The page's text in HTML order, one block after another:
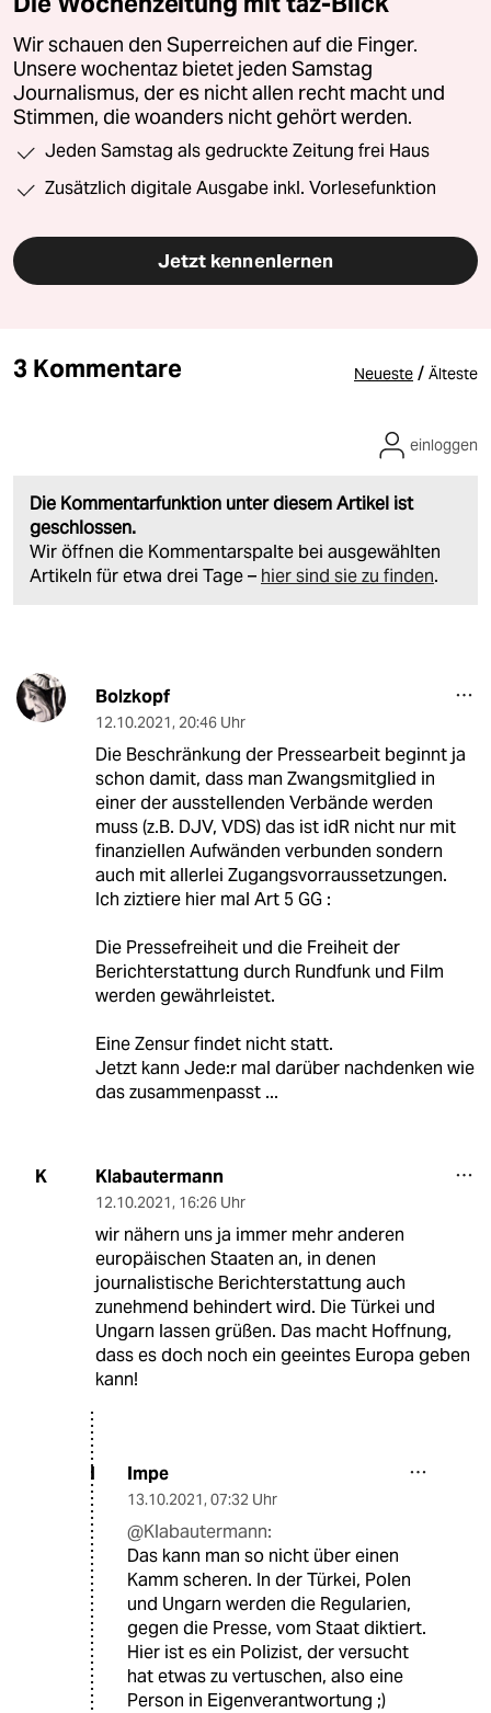
Wir schauen den Superreichen auf die Finger.
Unsere wochentaz bietet jeden Samstag
Journalismus, der es nicht allen recht macht und
Stimmen, die woanders nicht gehört werden.
Jeden Samstag als gedruckte Zeitung frei Haus
Zusätzlich digitale Ausgabe inkl. Vorlesefunktion
Jetzt kennenlernen
3 Kommentare Neueste / Älteste
Die Kommentarfunktion unter diesem Artikel ist
geschlossen.
Wir öffnen die Kommentarspalte bei ausgewählten
Artikeln für etwa drei Tage – hier sind sie zu finden.
einloggen
Bolzkopf
12.10.2021, 20:46 Uhr
Die Beschränkung der Pressearbeit beginnt ja
schon damit, dass man Zwangsmitglied in
einer der ausstellenden Verbände werden
muss (z.B. DJV, VDS) das ist idR nicht nur mit
finanziellen Aufwänden verbunden sondern
auch mit allerlei Zugangsvorraussetzungen.
Ich ziztiere hier mal Art 5 GG :
Die Pressefreiheit und die Freiheit der
Berichterstattung durch Rundfunk und Film
werden gewährleistet.
Eine Zensur findet nicht statt.
Jetzt kann Jede:r mal darüber nachdenken wie
das zusammenpasst ...
K Klabautermann
12.10.2021, 16:26 Uhr
wir nähern uns ja immer mehr anderen
europäischen Staaten an, in denen
journalistische Berichterstattung auch
zunehmend behindert wird. Die Türkei und
Ungarn lassen grüßen. Das macht Hoffnung,
dass es doch noch ein geeintes Europa geben
kann!
I Impe
13.10.2021, 07:32 Uhr
@Klabautermann:
Das kann man so nicht über einen
Kamm scheren. In der Türkei, Polen
und Ungarn werden die Regularien,
gegen die Presse, vom Staat diktiert.
Hier ist es ein Polizist, der versucht
hat etwas zu vertuschen, also eine
Person in Eigenverantwortung ;)